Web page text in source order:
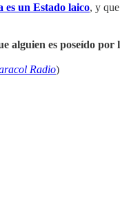
es un Estado laico, y
alguien es poseído por
Radio)